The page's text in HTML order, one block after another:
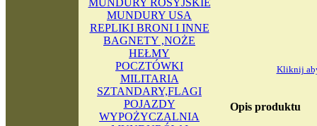
MUNDURY ROSYJSKIE
MUNDURY USA
REPLIKI BRONI I INNE
BAGNETY ,NOŻE
HEŁMY
POCZTÓWKI
MILITARIA
SZTANDARY,FLAGI
POJAZDY
WYPOŻYCZALNIA
Kliknij
Opis produktu